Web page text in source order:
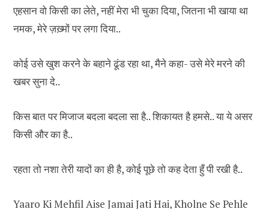
एहसान वो किसी का लेते, नहीं मेरा भी चुका दिया, जितना भी खाया था
नमक, मेरे ज़ख़्मों पर लगा दिया..
कोई उसे खुश करने के बहाने ढूंड रहा था, मैने कहा- उसे मेरे मरने की
खबर सुना दे..
किस बात पर मिजाज बदला बदला सा है.. शिकायत है हमसे.. या ये असर
किसी और का है..
रहता तो नशा तेरी यादों का ही है, कोई पूछे तो कह देता हुँ पी रखी है..
Yaaro Ki Mehfil Aise Jamai Jati Hai, Kholne Se Pehle